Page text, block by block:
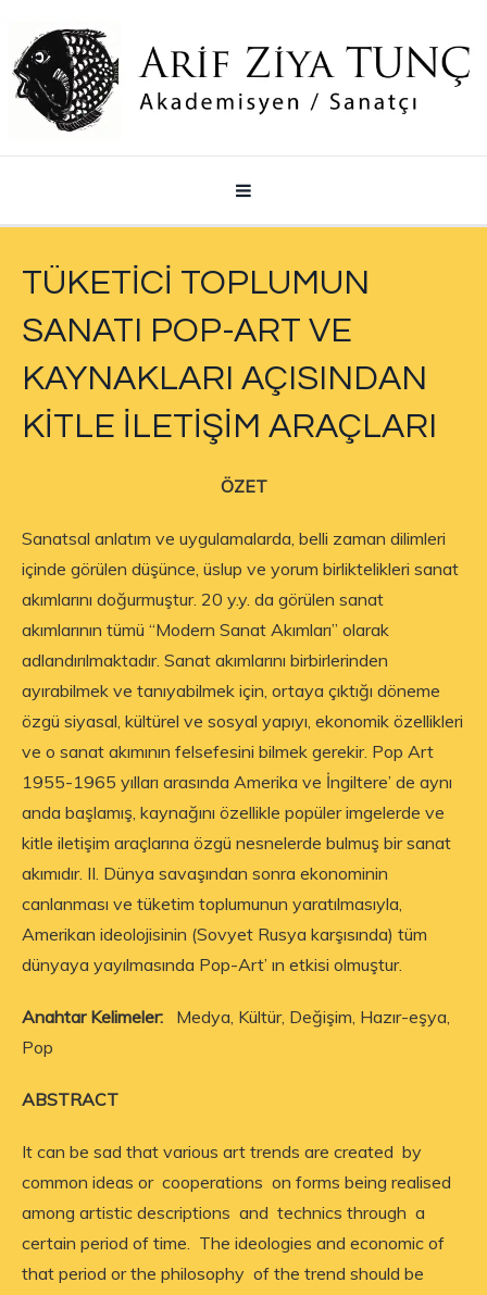
TÜKETİCİ TOPLUMUN
SANATI POP-ART VE
KAYNAKLARI AÇISINDAN
KİTLE İLETİŞİM ARAÇLARI
ÖZET
Sanatsal anlatım ve uygulamalarda, belli zaman dilimleri
içinde görülen düşünce, üslup ve yorum birliktelikleri sanat
akımlarını doğurmuştur. 20 y.y. da görülen sanat
akımlarının tümü “Modern Sanat Akımları” olarak
adlandırılmaktadır. Sanat akımlarını birbirlerinden
ayırabilmek ve tanıyabilmek için, ortaya çıktığı döneme
özgü siyasal, kültürel ve sosyal yapıyı, ekonomik özellikleri
ve o sanat akımının felsefesini bilmek gerekir. Pop Art
1955-1965 yılları arasında Amerika ve İngiltere’ de aynı
anda başlamış, kaynağını özellikle popüler imgelerde ve
kitle iletişim araçlarına özgü nesnelerde bulmuş bir sanat
akımıdır. II. Dünya savaşından sonra ekonominin
canlanması ve tüketim toplumunun yaratılmasıyla,
Amerikan ideolojisinin (Sovyet Rusya karşısında) tüm
dünyaya yayılmasında Pop-Art’ ın etkisi olmuştur.
Anahtar Kelimeler: Medya, Kültür, Değişim, Hazır-eşya,
Pop
ABSTRACT
It can be sad that various art trends are created by
common ideas or cooperations on forms being realised
among artistic descriptions and technics through a
certain period of time. The ideologies and economic of
that period or the philosophy of the trend should be